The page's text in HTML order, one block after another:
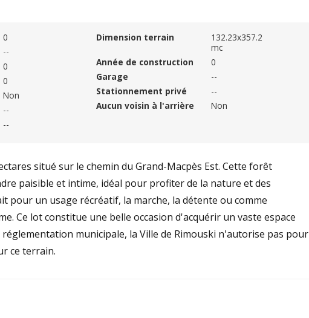
0
--
0
0
Non
--
--
Dimension terrain
132.23x357.2
mc
Année de construction
0
Garage
--
Stationnement privé
--
Aucun voisin à l'arrière
Non
situé sur le chemin du Grand-Macpès Est. Cette forêt
paisible et intime, idéal pour profiter de la nature et des
pour un usage récréatif, la marche, la détente ou comme
Ce lot constitue une belle occasion d'acquérir un vaste espace
réglementation municipale, la Ville de Rimouski n'autorise pas pour
ce terrain.